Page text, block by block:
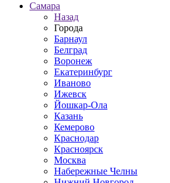
Самара
Назад
Города
Барнаул
Белград
Воронеж
Екатеринбург
Иваново
Ижевск
Йошкар-Ола
Казань
Кемерово
Краснодар
Красноярск
Москва
Набережные Челны